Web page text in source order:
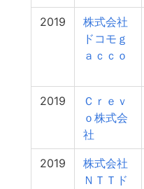
2019
株式会社
ドコモｇ
ａｃｃｏ
2019
Ｃｒｅｖ
ｏ株式会
社
2019
株式会社
ＮＴＴド